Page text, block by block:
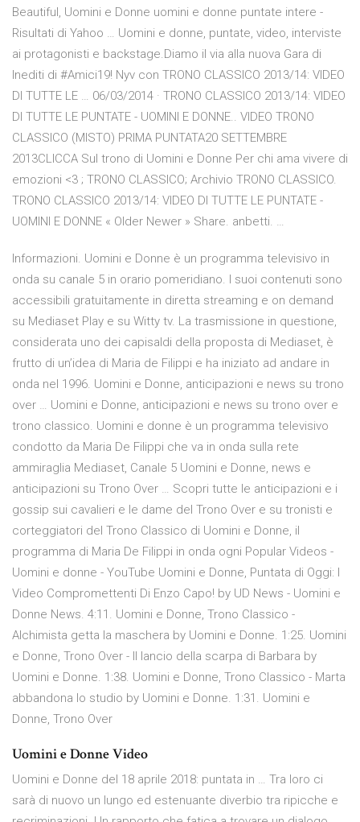
Beautiful, Uomini e Donne uomini e donne puntate intere -
Risultati di Yahoo … Uomini e donne, puntate, video, interviste
ai protagonisti e backstage.Diamo il via alla nuova Gara di
Inediti di #Amici19! Nyv con TRONO CLASSICO 2013/14: VIDEO
DI TUTTE LE … 06/03/2014 · TRONO CLASSICO 2013/14: VIDEO
DI TUTTE LE PUNTATE - UOMINI E DONNE.. VIDEO TRONO
CLASSICO (MISTO) PRIMA PUNTATA20 SETTEMBRE
2013CLICCA Sul trono di Uomini e Donne Per chi ama vivere di
emozioni <3 ; TRONO CLASSICO; Archivio TRONO CLASSICO.
TRONO CLASSICO 2013/14: VIDEO DI TUTTE LE PUNTATE -
UOMINI E DONNE « Older Newer » Share. anbetti. …
Informazioni. Uomini e Donne è un programma televisivo in
onda su canale 5 in orario pomeridiano. I suoi contenuti sono
accessibili gratuitamente in diretta streaming e on demand
su Mediaset Play e su Witty tv. La trasmissione in questione,
considerata uno dei capisaldi della proposta di Mediaset, è
frutto di un’idea di Maria de Filippi e ha iniziato ad andare in
onda nel 1996. Uomini e Donne, anticipazioni e news su trono
over … Uomini e Donne, anticipazioni e news su trono over e
trono classico. Uomini e donne è un programma televisivo
condotto da Maria De Filippi che va in onda sulla rete
ammiraglia Mediaset, Canale 5 Uomini e Donne, news e
anticipazioni su Trono Over … Scopri tutte le anticipazioni e i
gossip sui cavalieri e le dame del Trono Over e su tronisti e
corteggiatori del Trono Classico di Uomini e Donne, il
programma di Maria De Filippi in onda ogni Popular Videos -
Uomini e donne - YouTube Uomini e Donne, Puntata di Oggi: I
Video Compromettenti Di Enzo Capo! by UD News - Uomini e
Donne News. 4:11. Uomini e Donne, Trono Classico -
Alchimista getta la maschera by Uomini e Donne. 1:25. Uomini
e Donne, Trono Over - Il lancio della scarpa di Barbara by
Uomini e Donne. 1:38. Uomini e Donne, Trono Classico - Marta
abbandona lo studio by Uomini e Donne. 1:31. Uomini e
Donne, Trono Over
Uomini e Donne Video
Uomini e Donne del 18 aprile 2018: puntata in … Tra loro ci
sarà di nuovo un lungo ed estenuante diverbio tra ripicche e